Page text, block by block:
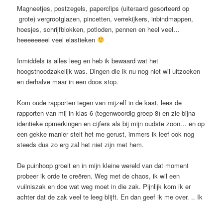
Magneetjes, postzegels, paperclips (uiteraard gesorteerd op
grote) vergrootglazen, pincetten, verrekijkers, inbindmappen,
hoesjes, schrijfblokken, potloden, pennen en heel veel…
heeeeeeeel veel elastieken
Inmiddels is alles leeg en heb ik bewaard wat het
hoogstnoodzakelijk was. Dingen die ik nu nog niet wil uitzoeken
en derhalve maar in een doos stop.
Kom oude rapporten tegen van mijzelf in de kast, lees de
rapporten van mij in klas 6 (tegenwoordig groep 8) en zie bijna
identieke opmerkingen en cijfers als bij mijn oudste zoon… en op
een gekke manier stelt het me gerust, immers ik leef ook nog
steeds dus zo erg zal het niet zijn met hem.
De puinhoop groeit en in mijn kleine wereld van dat moment
probeer ik orde te creëren. Weg met de chaos, ik wil een
vuilniszak en doe wat weg moet in die zak. Pijnlijk kom ik er
achter dat de zak veel te leeg blijft. En dan geef ik me over. .. Ik